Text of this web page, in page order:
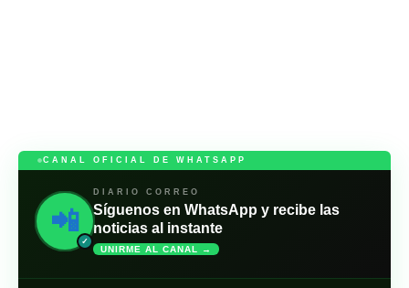
CANAL OFICIAL DE WHATSAPP
📲
✓
DIARIO CORREO
Síguenos en WhatsApp y recibe las
noticias al instante
UNIRME AL CANAL →